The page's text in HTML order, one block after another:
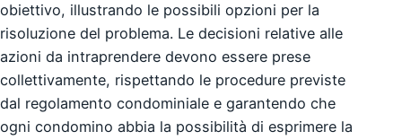
obiettivo, illustrando le possibili opzioni per la
risoluzione del problema. Le decisioni relative alle
azioni da intraprendere devono essere prese
collettivamente, rispettando le procedure previste
dal regolamento condominiale e garantendo che
ogni condomino abbia la possibilità di esprimere la